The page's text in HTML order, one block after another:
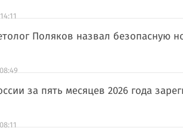
Поляков назвал безопасную
за пять месяцев 2026 года